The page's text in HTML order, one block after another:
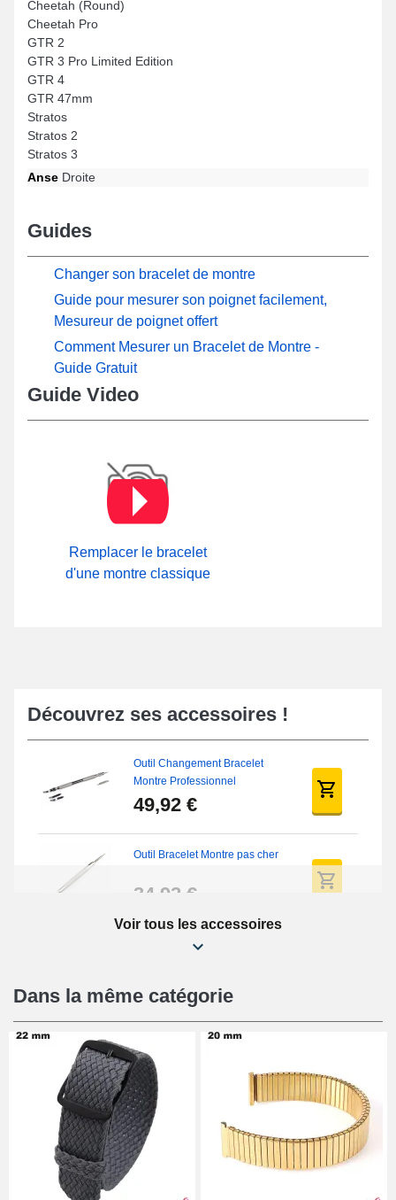
Cheetah (Round)
Cheetah Pro
GTR 2
GTR 3 Pro Limited Edition
GTR 4
GTR 47mm
Stratos
Stratos 2
Stratos 3
Anse Droite
Guides
Changer son bracelet de montre
Guide pour mesurer son poignet facilement,
Mesureur de poignet offert
Comment Mesurer un Bracelet de Montre -
Guide Gratuit
Guide Video
Remplacer le bracelet
d'une montre classique
Découvrez ses accessoires !
Outil Changement Bracelet
Montre Professionnel
49,92 €
Outil Bracelet Montre pas cher
34,92 €
Kit Réparation Montre Débutant
16,90 €
Pied à Coulisse Numérique
9,90 €
Pince à Poinçonner (pince trou)
57,42 €
Voir tous les accessoires
Dans la même catégorie